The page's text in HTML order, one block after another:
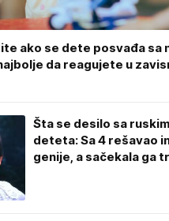
ako se dete posvađa sa
da reagujete u
Šta se desilo sa
deteta: Sa 4 rešavao
genije, a sačekala ga